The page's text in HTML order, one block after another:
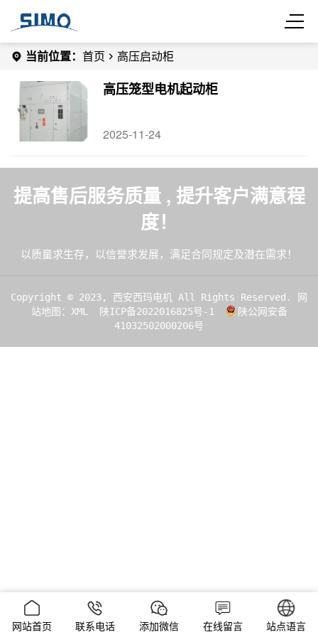
当前位置： 首页 高压启动柜
高压笼型电机起动柜
2025-11-24
提高售后服务质量 , 提升客户满意程
度！
以质量求生存，以信誉求发展，满足合同规定及潜在需求！
Copyright © 2023, 西安西玛电机 All Rights Reserved.
网
站地图：XML
陕ICP备2022016825号-1
陕公网安备
41032502000206号
网站首页 联系电话 添加微信 在线留言 站点语言